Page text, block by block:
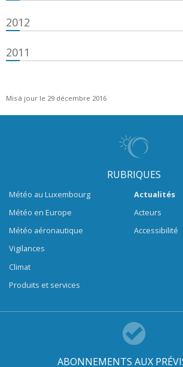
2012
2011
Mis à jour le 29 décembre 2016
RUBRIQUES
Météo au Luxembourg
Météo en Europe
Météo aéronautique
Vigilances
Climat
Produits et services
Actualités
Acteurs
Accessibilité
ABONNEMENTS AUX